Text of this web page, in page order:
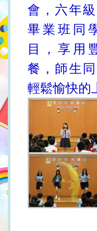
會，六年
畢業班同
目，享用
餐，師生
輕鬆愉快的